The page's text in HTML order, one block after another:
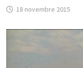
18 novembre 2015